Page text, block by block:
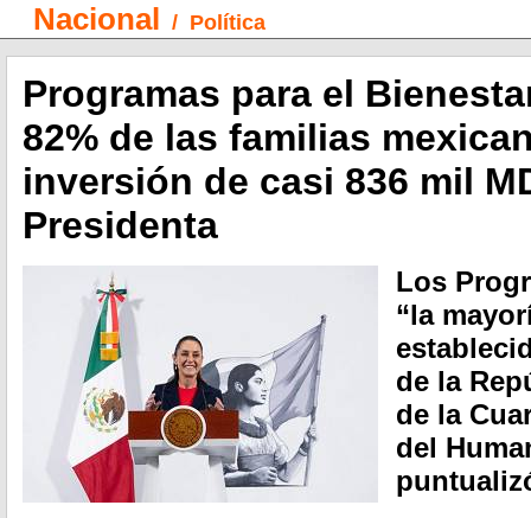
Nacional / Política
Programas para el
82% de las familias
inversión de casi 836 mil
Presidenta
Los
“la
de la
de la
del